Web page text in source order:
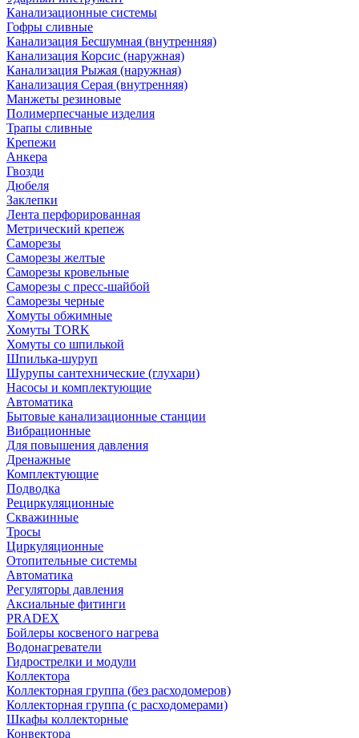
Канализационные системы
Гофры сливные
Канализация Бесшумная (внутренняя)
Канализация Корсис (наружная)
Канализация Рыжая (наружная)
Канализация Серая (внутренняя)
Манжеты резиновые
Полимерпесчаные изделия
Трапы сливные
Крепежи
Анкера
Гвозди
Дюбеля
Заклепки
Лента перфорированная
Метрический крепеж
Саморезы
Саморезы желтые
Саморезы кровельные
Саморезы с пресс-шайбой
Саморезы черные
Хомуты обжимные
Хомуты TORK
Хомуты со шпилькой
Шпилька-шуруп
Шурупы сантехнические (глухари)
Насосы и комплектующие
Автоматика
Бытовые канализационные станции
Вибрационные
Для повышения давления
Дренажные
Комплектующие
Подводка
Рециркуляционные
Скважинные
Тросы
Циркуляционные
Отопительные системы
Автоматика
Регуляторы давления
Аксиальные фитинги
PRADEX
Бойлеры косвеного нагрева
Водонагреватели
Гидрострелки и модули
Коллектора
Коллекторная группа (без расходомеров)
Коллекторная группа (с расходомерами)
Шкафы коллекторные
Конвектора